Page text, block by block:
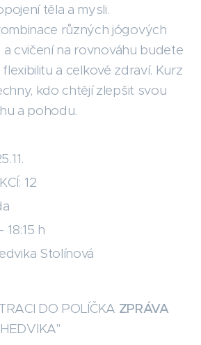
těla a mysli.
různých jógových
cvičení na rovnováhu budete
a celkové zdraví. Kurz
kdo chtějí zlepšit svou
a pohodu.
12
18:15 h
Stolínová
DO POLÍČKA ZPRÁVA